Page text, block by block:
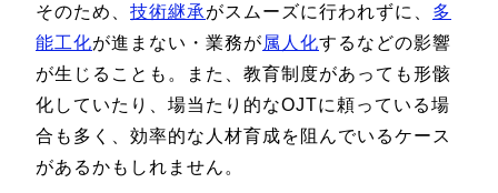
そのため、 技術継承がスムーズに行われずに、 多
能工化が進まない・業務が属人化するなどの影響
が生じることも。また、教育制度があっても形骸
化していたり、場当たり的なOJTに頼っている場
合も多く、効率的な人材育成を阻んでいるケース
があるかもしれません。